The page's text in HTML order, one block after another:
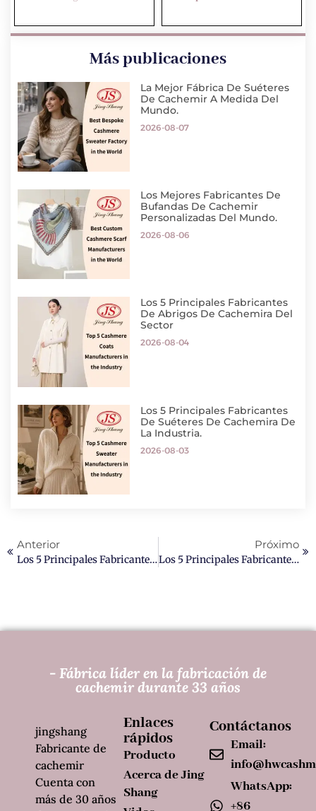
Más publicaciones
La Mejor Fábrica De Suéteres
De Cachemir A Medida Del
Mundo.
2026-08-07
Los Mejores Fabricantes De
Bufandas De Cachemir
Personalizadas Del Mundo.
2026-08-06
Los 5 Principales Fabricantes
De Abrigos De Cachemira Del
Sector
2026-08-04
Los 5 Principales Fabricantes
De Suéteres De Cachemira De
La Industria.
2026-08-03
Anterior
Los 5 Principales Fabricantes De Abrigos De Cachemir A Medida En EE. UU.
Próximo
Los 5 Principales Fabricantes De Hilo De Cachemira Del Mundo
- Fábrica líder en la fabricación de
cachemir durante 33 años
Enlaces
rápidos
Producto
Acerca de Jing
Shang
Contáctanos
Email:
WhatsApp:
+86
jingshang
Fabricante de
cachemir
Cuenta con
más de 30 años